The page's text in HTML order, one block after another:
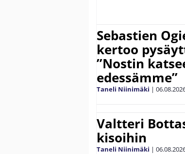
Sebastien
kertoo
”Nostin
edessämme”
Taneli Niinimäki |
Valtteri
kisoihin
Taneli Niinimäki |